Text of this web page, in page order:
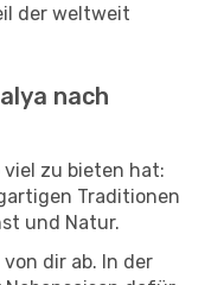
der weltweit
nach
viel zu bieten hat:
Traditionen
und Natur.
dir ab. In der